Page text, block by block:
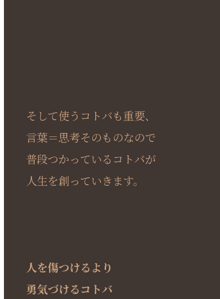
そして使うコトバも重要、
言葉＝思考そのものなので
普段つかっているコトバが
人生を創っていきます。
人を傷つけるより
勇気づけるコトバ